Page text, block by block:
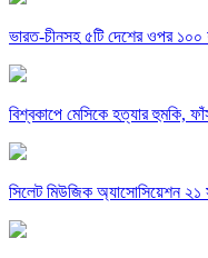
ভারত-চীনসহ ৫টি দেশের ওপর ১০০
বিশ্বকাপে মেসিকে হত্যার হুমকি,
সিলেট মিউজিক অ্যাসোসিয়েশন ২১